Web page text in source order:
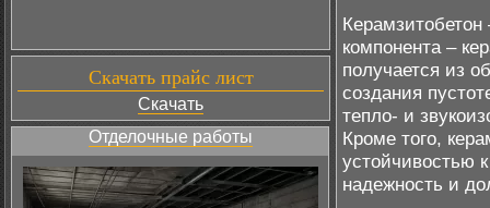
Скачать прайс лист
Скачать
Отделочные работы
компонента –
получается из
создания
тепло- и
Кроме того,
устойчивостью
надежность и